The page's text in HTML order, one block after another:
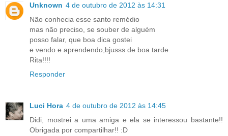
Unknown 4 de outubro de 2012 às 14:31
Não conhecia esse santo remédio
mas não preciso, se souber de alguém
posso falar, que boa dica gostei
e vendo e aprendendo,bjusss de boa tarde
Rita!!!!
Responder
Luci Hora 4 de outubro de 2012 às 14:45
Didi, mostrei a uma amiga e ela se interessou bastante!!
Obrigada por compartilhar!! :D